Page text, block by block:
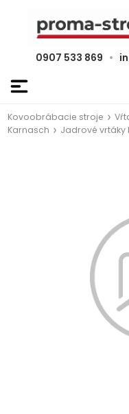
0907 533 869 •
Kovoobrábacie stroje
Karnasch
Jadrové vrtáky